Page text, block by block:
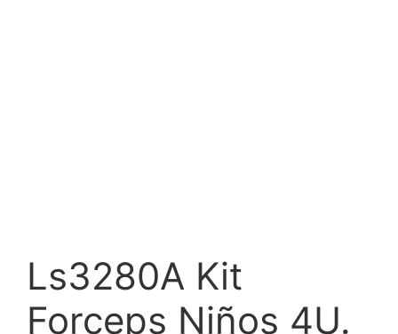
Ls3280A Kit
Forceps Niños 4U.